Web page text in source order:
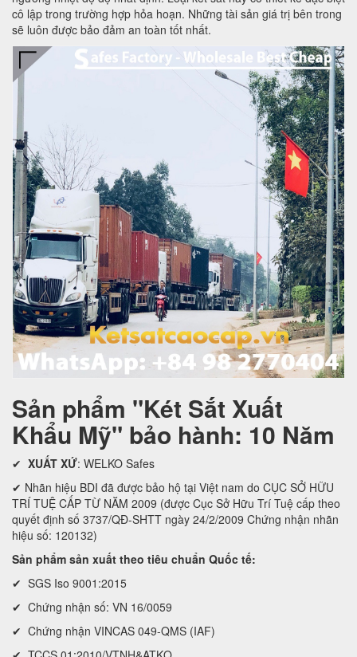
cô lập trong trường hợp hỏa hoạn. Những tài sản giá trị bên trong
sẽ luôn được bảo đảm an toàn tốt nhất.
Sản phẩm "Két Sắt Xuất
Khẩu Mỹ" bảo hành: 10 Năm
✔ XUẤT XỨ: WELKO Safes
✔ Nhãn hiệu BDI đã được bảo hộ tại Việt nam do CỤC SỞ HỮU
TRÍ TUỆ CẤP TỪ NĂM 2009 (được Cục Sở Hữu Trí Tuệ cấp theo
quyết định số 3737/QĐ-SHTT ngày 24/2/2009 Chứng nhận nhãn
hiệu số: 120132)
Sản phẩm sản xuất theo tiêu chuẩn Quốc tế:
✔ SGS Iso 9001:2015
✔ Chứng nhận số: VN 16/0059
✔ Chứng nhận VINCAS 049-QMS (IAF)